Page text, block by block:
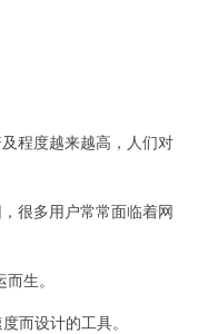
程度越来越高，人们对
很多用户常常面临着网
生。
设计的工具。